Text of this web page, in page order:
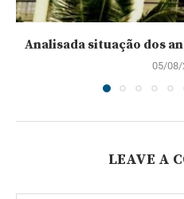
Analisada situação dos
05/08/
LEAVE A